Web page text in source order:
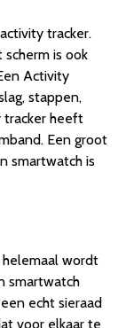
tracker.
is ook
Activity
stappen,
tracker heeft
Een groot
smartwatch is
wordt
smartwatch
echt sieraad
voor elkaar te